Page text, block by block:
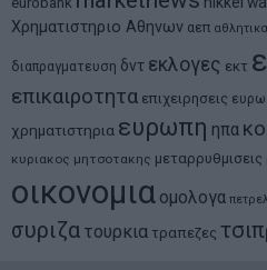
Χρηματιστηριο Αθηνων αεπ αθλητικα
διαπραγματευση δντ εκλογες εκτ
επικαιροτητα επιχειρησεις ευρω
χρηματιστηρια ευρωπη ηπα
κυριακος μητσοτακης μεταρρυθμισεις
οικονομια ομολογα
συριζα τουρκια τραπεζες